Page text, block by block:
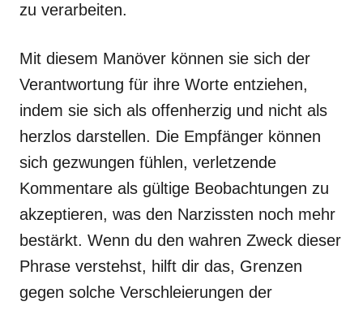
zu verarbeiten.
Mit diesem Manöver können sie sich der
Verantwortung für ihre Worte entziehen,
indem sie sich als offenherzig und nicht als
herzlos darstellen. Die Empfänger können
sich gezwungen fühlen, verletzende
Kommentare als gültige Beobachtungen zu
akzeptieren, was den Narzissten noch mehr
bestärkt. Wenn du den wahren Zweck dieser
Phrase verstehst, hilft dir das, Grenzen
gegen solche Verschleierungen der